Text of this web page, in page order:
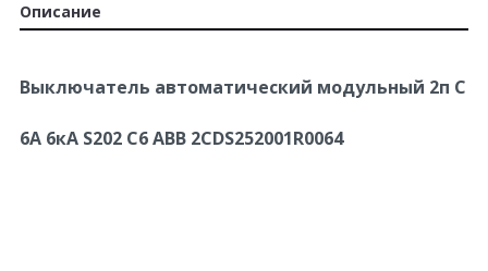
Описание
Выключатель автоматический модульный 2п C
6А 6кА S202 C6 ABB 2CDS252001R0064